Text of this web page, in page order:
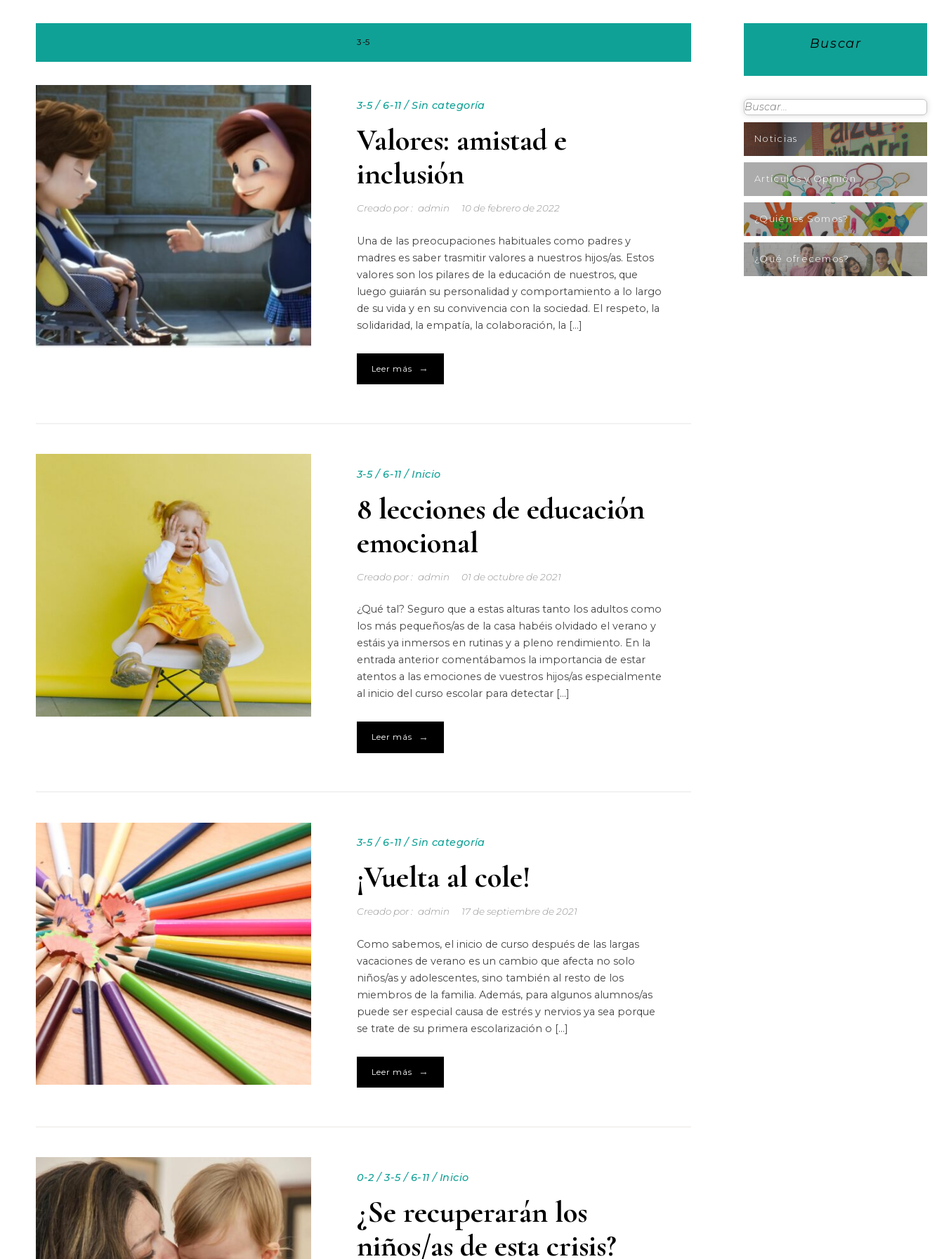
3-5
3-5/6-11 /Sin categoría
Valores: amistad e
inclusión
Creado por : admin 10 de febrero de 2022
Una de las preocupaciones habituales como padres y
madres es saber trasmitir valores a nuestros hijos/as. Estos
valores son los pilares de la educación de nuestros, que
luego guiarán su personalidad y comportamiento a lo largo
de su vida y en su convivencia con la sociedad. El respeto, la
solidaridad, la empatía, la colaboración, la […]
Leer más →
3-5/6-11 / Inicio
8 lecciones de educación
emocional
Creado por : admin 01 de octubre de 2021
¿Qué tal? Seguro que a estas alturas tanto los adultos como
los más pequeños/as de la casa habéis olvidado el verano y
estáis ya inmersos en rutinas y a pleno rendimiento. En la
entrada anterior comentábamos la importancia de estar
atentos a las emociones de vuestros hijos/as especialmente
al inicio del curso escolar para detectar […]
Leer más →
3-5/6-11 /Sin categoría
¡Vuelta al cole!
Creado por : admin 17 de septiembre de 2021
Como sabemos, el inicio de curso después de las largas
vacaciones de verano es un cambio que afecta no solo
niños/as y adolescentes, sino también al resto de los
miembros de la familia. Además, para algunos alumnos/as
puede ser especial causa de estrés y nervios ya sea porque
se trate de su primera escolarización o […]
Leer más →
0-2 /3-5/6-11 /Inicio
¿Se recuperarán los
niños/as de esta crisis?
Buscar
Noticias
Artículos y Opinión
¿Quiénes Somos?
¿Qué ofrecemos?